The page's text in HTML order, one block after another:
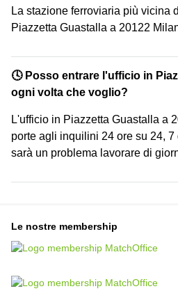
La stazione ferroviaria più vicina
Piazzetta Guastalla a 20122
🕓 Posso entrare l'ufficio in
ogni volta che voglio?
L'ufficio in Piazzetta Guastalla a
porte agli inquilini 24 ore su 24,
sarà un problema lavorare di
Le nostre membership